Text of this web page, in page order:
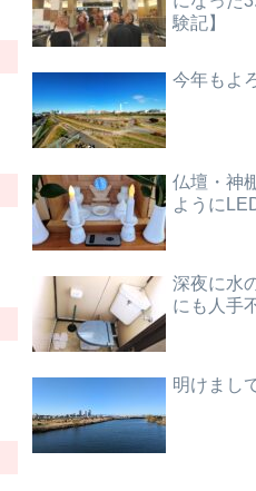
験記】
今年もよ
仏壇・神
ように
深夜に水
にも人手
明けまし